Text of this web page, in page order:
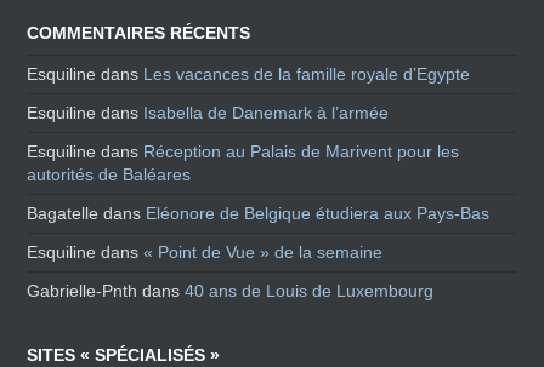
COMMENTAIRES RÉCENTS
Esquiline dans Les vacances de la famille royale d’Egypte
Esquiline dans Isabella de Danemark à l’armée
Esquiline dans Réception au Palais de Marivent pour les
autorités de Baléares
Bagatelle dans Eléonore de Belgique étudiera aux Pays-Bas
Esquiline dans« Point de Vue » de la semaine
Gabrielle-Pnth dans40 ans de Louis de Luxembourg
SITES « SPÉCIALISÉS »